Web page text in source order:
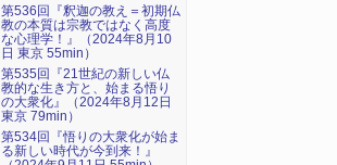
第536回『釈迦の教え＝初期仏
教の本質は宗教ではなく高度
な心理学！』（2024年8月10
日 東京 55min）
第535回『21世紀の新しい仏
教的な生き方と、始まる悟り
の大衆化』（2024年8月12日
東京 79min）
第534回『悟りの大衆化が始ま
る新しい時代が今到来！』